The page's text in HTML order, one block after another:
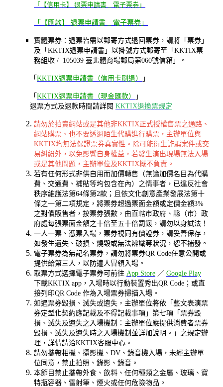
「【信用卡】 退票申請書 _ 電子票券」
「【匯款】 退票申請書 _ 電子票券」
實體票券：退票皆需以郵寄方式退回票券，請將「票券」
及「KKTIX退票申請書」以掛號方式郵寄至「KKTIX票
務組收 / 105039 臺北體育場郵局第060號信箱」。
「 KKTIX退票申請書（信用卡刷退） 」
「 KKTIX退票申請書（現金匯款）
」
退票方式及退款時間請詳閱 KKTIX退換票規定
請勿於拍賣網站或是其他非KKTIX正式授權售票之通路、
網站購票、也不要透過陌生代購進行購票，主辦單位與
KKTIX均無法保證票券真實性。除可能衍生詐騙案件或交
易糾紛外，以免影響自身權益，若發生演出現場無法入場
或是其他問題，主辦單位及KKTIX概不負責。
若有任何形式非供自用而加價轉售（無論加價名目為代購
費、交通費、補貼等均包含在內）之情事者，已違反社會
秩序維護法第64條第2款；且依文化創意產業發展法第十
條之一第二項規定，將票券超過票面金額或定價金額3%
之對價販售者，按票券張數，由直轄市政府、縣（市）政
府處每張票面金額之十倍至五十倍罰鍰，請勿以身試法！
一人一票、憑票入場，票券視同有價證券，請妥善保存，
如發生遺失、破損、燒毀或無法辨識等狀況，恕不補發。
電子票券為無記名票券，請勿將票券QR Code任意公開或
提供給第三人，以防遭人冒領入場。
取票方式選擇電子票券可前往 App Store ／ Google Play
下載KKTIX app，入場時以行動裝置秀出QR Code；或直
接列印QR Code 作為入場票券掃描入場。
如遇票券毀損、滅失或遺失，主辦單位將依「藝文表演票
券定型化契約應記載及不得記載事項」第七項「票券毀
損、滅失及遺失之入場機制：主辦單位應提供消費者票券
毀損、滅失及遺失時之入場機制並詳加說明。」之規定辦
理，詳情請洽KKTIX客服中心。
請勿攜帶相機、攝影機、DV、錄音機入場，未經主辦單
位同意，禁止拍照、錄影、錄音。
本節目禁止攜帶外食、飲料、任何種類之金屬、玻璃、寶
特瓶容器、雷射筆、煙火或任何危險物品。